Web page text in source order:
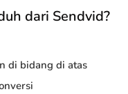
dari Sendvid?
di bidang di atas